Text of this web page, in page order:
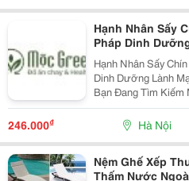
Hạnh Nhân Sấy
Pháp Dinh
Hiện Đại
Hạnh Nhân Sấy
Dinh Dưỡng Lành
Bạn Đang Tìm Kiếm
Dưỡng Vừa Thơm
Ngày Mới Hoặc
Thì Hạnh Nhân...
246.000₫ Hà Nội
Nệm Ghế Xếp
Thấm Nước